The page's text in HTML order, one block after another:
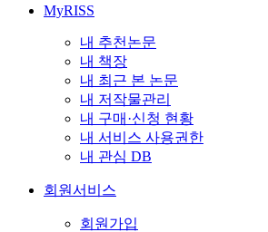
MyRISS
내 추천논문
내 책장
내 최근 본 논문
내 저작물관리
내 구매·신청 현황
내 서비스 사용권한
내 관심 DB
회원서비스
회원가입